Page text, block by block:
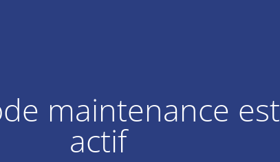
maintenance est
actif